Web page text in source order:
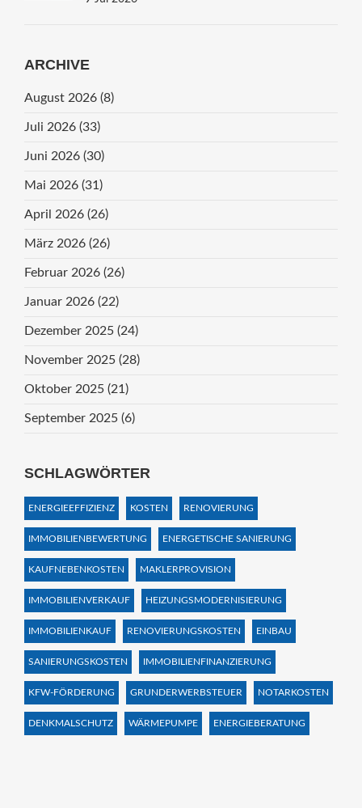
ARCHIVE
August 2026 (8)
Juli 2026 (33)
Juni 2026 (30)
Mai 2026 (31)
April 2026 (26)
März 2026 (26)
Februar 2026 (26)
Januar 2026 (22)
Dezember 2025 (24)
November 2025 (28)
Oktober 2025 (21)
September 2025 (6)
SCHLAGWÖRTER
ENERGIEEFFIZIENZ KOSTEN RENOVIERUNG
IMMOBILIENBEWERTUNG ENERGETISCHE SANIERUNG
KAUFNEBENKOSTEN MAKLERPROVISION
IMMOBILIENVERKAUF HEIZUNGSMODERNISIERUNG
IMMOBILIENKAUF RENOVIERUNGSKOSTEN EINBAU
SANIERUNGSKOSTEN IMMOBILIENFINANZIERUNG
KFW-FÖRDERUNG GRUNDERWERBSTEUER NOTARKOSTEN
DENKMALSCHUTZ WÄRMEPUMPE ENERGIEBERATUNG